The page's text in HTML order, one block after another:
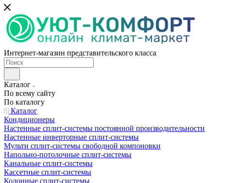
Интернет-магазин представительского класса
Каталог
По всему сайту
По каталогу
Каталог
Кондиционеры
Настенные сплит-системы постоянной производительности
Настенные инверторные сплит-системы
Мульти сплит-системы свободной компоновки
Напольно-потолочные сплит-системы
Канальные сплит-системы
Кассетные сплит-системы
Колонные сплит-системы